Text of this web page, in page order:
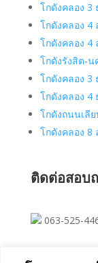
โกดังคลอง 3
โกดังคลอง 4
โกดังคลอง 4
โกดังรังสิต-น
โกดังคลอง 3
โกดังคลอง 4
โกดังถนนเลี
โกดังคลอง 8
ติดต่อสอบ
063-525-